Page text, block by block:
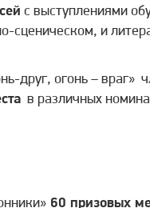
с выступлениями
сценическом, и
друг, огонь – враг»
в различных
60 призовых